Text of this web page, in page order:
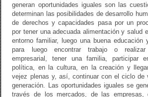
generan oportunidades iguales son las
determinan las posibilidades de desarrollo
de derechos y capacidades pasa por un
por tener una adecuada alimentación y salud
entorno familiar, luego una buena educación
para luego encontrar trabajo o realizar
empresarial, tener una familia, participar
política, en la cultura, en la creación y
vejez plenas y, así, continuar con el ciclo de
generación. Las oportunidades iguales se
través de los mercados, de las empresas,